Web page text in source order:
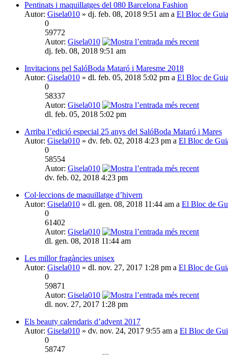
Pentinats i maquillatges del 080 Barcelona Fashion
Autor: Gisela010 » dj. feb. 08, 2018 9:51 am a El Bloc de
0
59772
Autor: Gisela010
dj. feb. 08, 2018 9:51 am
Invitacions pel SalóBoda Mataró i Maresme 2018
Autor: Gisela010 » dl. feb. 05, 2018 5:02 pm a El Bloc de
0
58337
Autor: Gisela010
dl. feb. 05, 2018 5:02 pm
Arriba l’edició especial 25 anys del SalóBoda Mataró i Mares
Autor: Gisela010 » dv. feb. 02, 2018 4:23 pm a El Bloc de
0
58554
Autor: Gisela010
dv. feb. 02, 2018 4:23 pm
Col·leccions de maquillatge d’hivern
Autor: Gisela010 » dl. gen. 08, 2018 11:44 am a El Bloc de
0
61402
Autor: Gisela010
dl. gen. 08, 2018 11:44 am
Les millor fragàncies unisex
Autor: Gisela010 » dl. nov. 27, 2017 1:28 pm a El Bloc de
0
59871
Autor: Gisela010
dl. nov. 27, 2017 1:28 pm
Els beauty calendaris d’advent 2017
Autor: Gisela010 » dv. nov. 24, 2017 9:55 am a El Bloc de
0
58747